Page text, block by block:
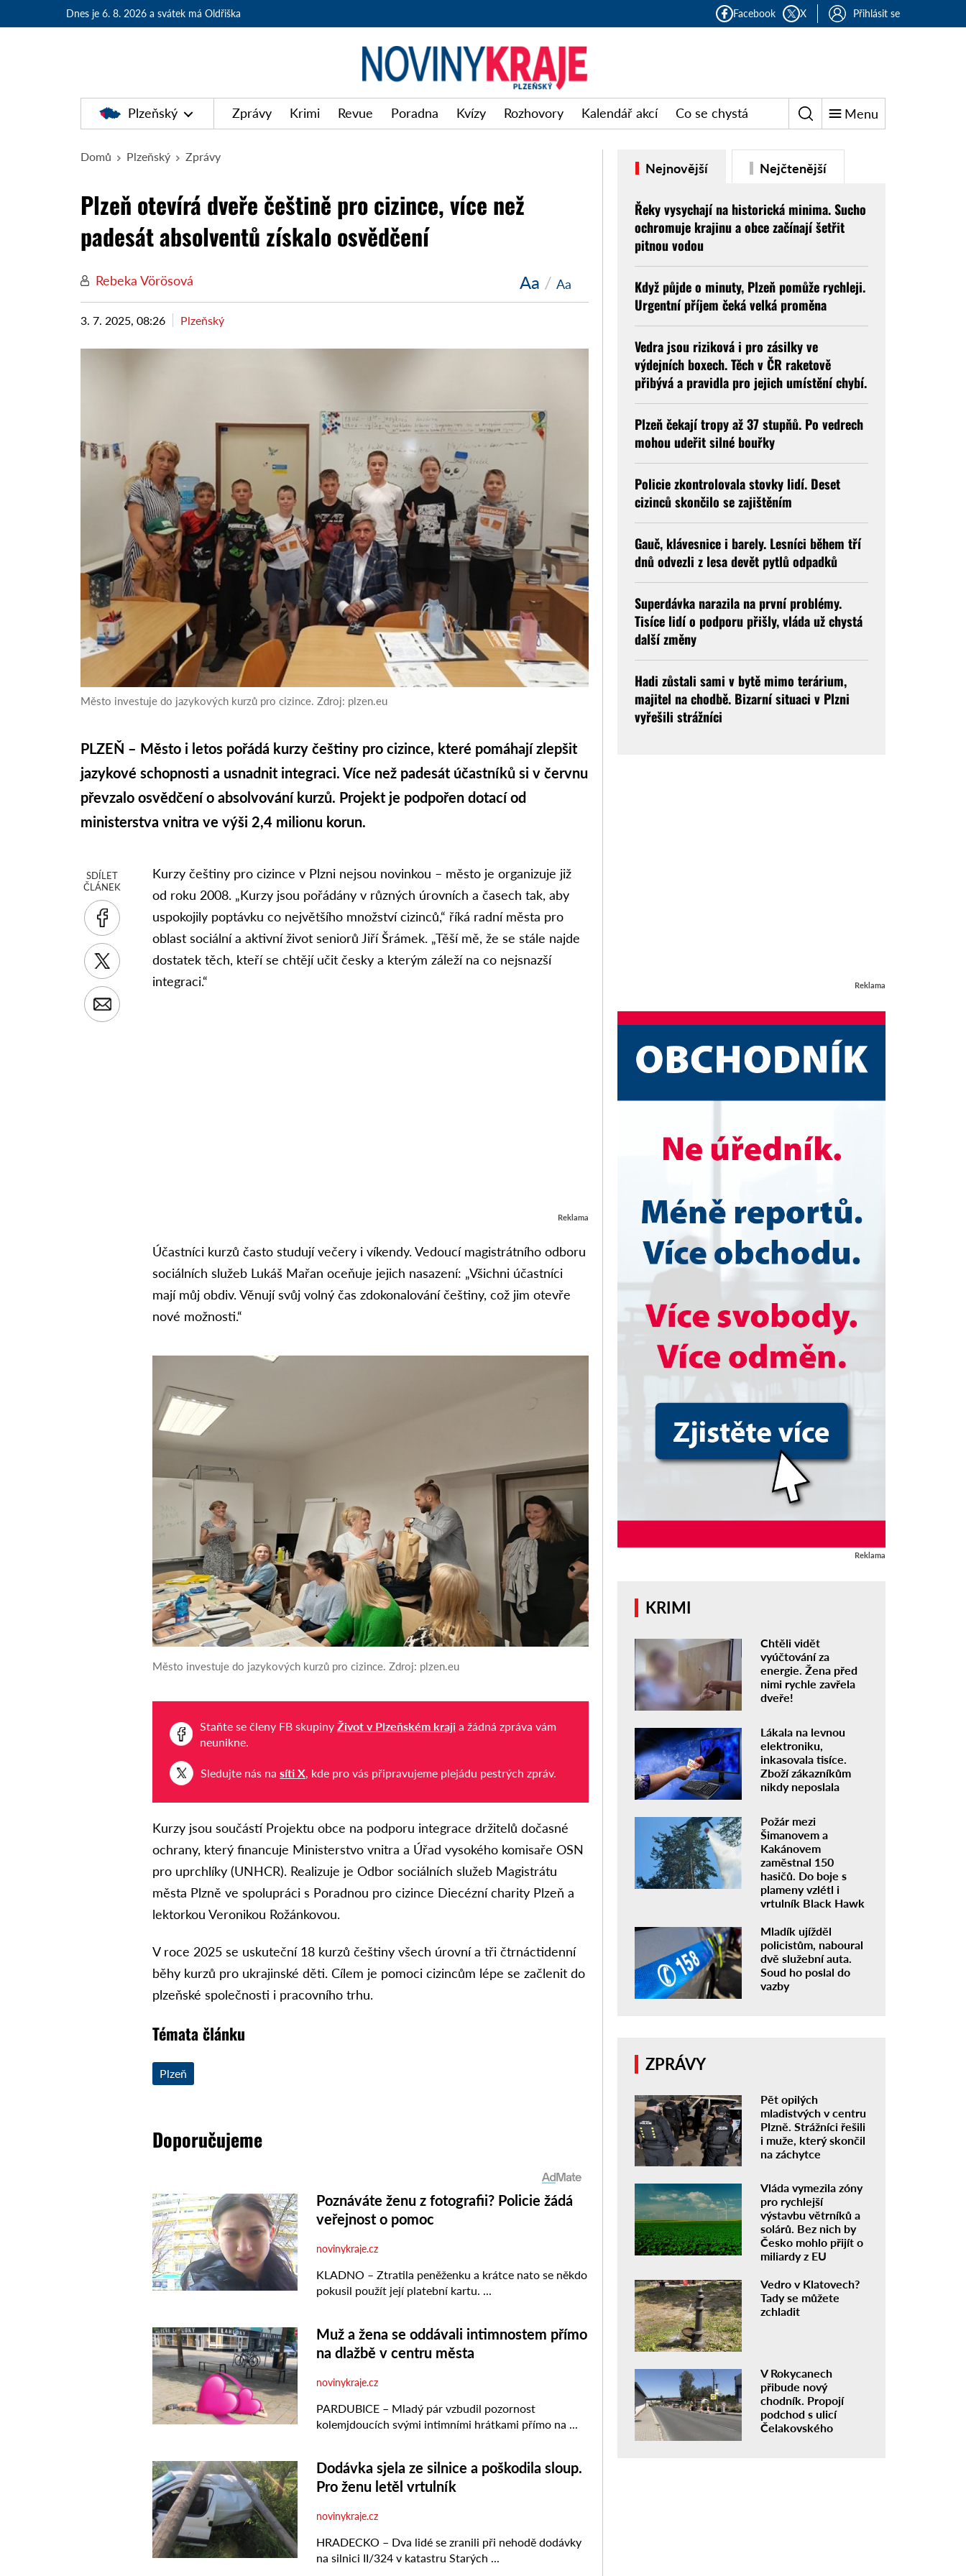
Dnes je 6. 8. 2026 a svátek má Oldřiška Facebook X Přihlásit se
Plzeňský Zprávy Krimi Revue Poradna Kvízy Rozhovory Kalendář akcí Co se chystá Menu
Domů Plzeňský Zprávy
Plzeň otevírá dveře češtině pro cizince, více než
padesát absolventů získalo osvědčení
Rebeka Vörösová Aa / Aa
3. 7. 2025, 08:26 Plzeňský
Město investuje do jazykových kurzů pro cizince. Zdroj: plzen.eu
PLZEŇ – Město i letos pořádá kurzy češtiny pro cizince, které pomáhají zlepšit
jazykové schopnosti a usnadnit integraci. Více než padesát účastníků si v červnu
převzalo osvědčení o absolvování kurzů. Projekt je podpořen dotací od
ministerstva vnitra ve výši 2,4 milionu korun.
SDÍLET
ČLÁNEK
Kurzy češtiny pro cizince v Plzni nejsou novinkou – město je organizuje již
od roku 2008. „Kurzy jsou pořádány v různých úrovních a časech tak, aby
uspokojily poptávku co největšího množství cizinců,“ říká radní města pro
oblast sociální a aktivní život seniorů Jiří Šrámek. „Těší mě, že se stále najde
dostatek těch, kteří se chtějí učit česky a kterým záleží na co nejsnazší
integraci.“
Reklama
Účastníci kurzů často studují večery i víkendy. Vedoucí magistrátního odboru
sociálních služeb Lukáš Mařan oceňuje jejich nasazení: „Všichni účastníci
mají můj obdiv. Věnují svůj volný čas zdokonalování češtiny, což jim otevře
nové možnosti.“
Město investuje do jazykových kurzů pro cizince. Zdroj: plzen.eu
Staňte se členy FB skupinyŽivot v Plzeňském kraji a žádná zpráva vám
neunikne.
Sledujte nás nasíti X , kde pro vás připravujeme plejádu pestrých zpráv.
Kurzy jsou součástí Projektu obce na podporu integrace držitelů dočasné
ochrany, který financuje Ministerstvo vnitra a Úřad vysokého komisaře OSN
pro uprchlíky (UNHCR). Realizuje je Odbor sociálních služeb Magistrátu
města Plzně ve spolupráci s Poradnou pro cizince Diecézní charity Plzeň a
lektorkou Veronikou Rožánkovou.
V roce 2025 se uskuteční 18 kurzů češtiny všech úrovní a tři čtrnáctidenní
běhy kurzů pro ukrajinské děti. Cílem je pomoci cizincům lépe se začlenit do
plzeňské společnosti i pracovního trhu.
Témata článku
Plzeň
Doporučujeme
Nejnovější Nejčtenější
Řeky vysychají na historická minima. Sucho
ochromuje krajinu a obce začínají šetřit
pitnou vodou
Když půjde o minuty, Plzeň pomůže rychleji.
Urgentní příjem čeká velká proměna
Vedra jsou riziková i pro zásilky ve
výdejních boxech. Těch v ČR raketově
přibývá a pravidla pro jejich umístění chybí.
Plzeň čekají tropy až 37 stupňů. Po vedrech
mohou udeřit silné bouřky
Policie zkontrolovala stovky lidí. Deset
cizinců skončilo se zajištěním
Gauč, klávesnice i barely. Lesníci během tří
dnů odvezli z lesa devět pytlů odpadků
Superdávka narazila na první problémy.
Tisíce lidí o podporu přišly, vláda už chystá
další změny
Hadi zůstali sami v bytě mimo terárium,
majitel na chodbě. Bizarní situaci v Plzni
vyřešili strážníci
Reklama
Reklama
KRIMI
Chtěli vidět
vyúčtování za
energie. Žena před
nimi rychle zavřela
dveře!
Lákala na levnou
elektroniku,
inkasovala tisíce.
Zboží zákazníkům
nikdy neposlala
Požár mezi
Šimanovem a
Kakánovem
zaměstnal 150
hasičů. Do boje s
plameny vzlétl i
vrtulník Black Hawk
Mladík ujížděl
policistům, naboural
dvě služební auta.
Soud ho poslal do
vazby
ZPRÁVY
Pět opilých
mladistvých v centru
Plzně. Strážníci řešili
i muže, který skončil
na záchytce
Vláda vymezila zóny
pro rychlejší
výstavbu větrníků a
solárů. Bez nich by
Česko mohlo přijít o
miliardy z EU
Vedro v Klatovech?
Tady se můžete
zchladit
V Rokycanech
přibude nový
chodník. Propojí
podchod s ulicí
Čelakovského